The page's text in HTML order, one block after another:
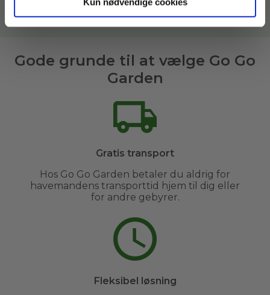
Læs mere om vores havemænd her
Gode grunde til at vælge Go Go
Garden
Gratis transport
Hos Go Go Garden betaler du aldrig for
havemandens transporttid hjem til dig eller
for andre gebyrer.
Fleksibel løsning